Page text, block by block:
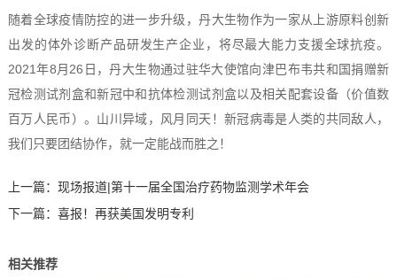
随着全球疫情防控的进一步升级，丹大生物作为一家从上游原料创新
出发的体外诊断产品研发生产企业，将尽最大能力支援全球抗疫。
2021年8月26日，丹大生物通过驻华大使馆向津巴布韦共和国捐赠新
冠检测试剂盒和新冠中和抗体检测试剂盒以及相关配套设备（价值数
百万人民币）。山川异域，风月同天！新冠病毒是人类的共同敌人，
我们只要团结协作，就一定能战而胜之！
上一篇： 现场报道|第十一届全国治疗药物监测学术年会
下一篇： 喜报！再获美国发明专利
相关推荐